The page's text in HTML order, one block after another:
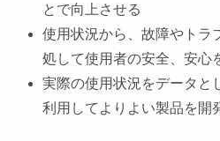
とで向上させる
使用状況から、故障やトラ
処して使用者の安全、安心
実際の使用状況をデータと
利用してよりよい製品を開